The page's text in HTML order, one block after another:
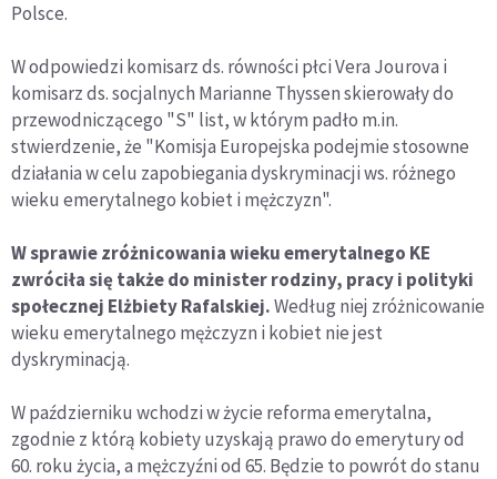
Polsce.
W odpowiedzi komisarz ds. równości płci Vera Jourova i
komisarz ds. socjalnych Marianne Thyssen skierowały do
przewodniczącego "S" list, w którym padło m.in.
stwierdzenie, że "Komisja Europejska podejmie stosowne
działania w celu zapobiegania dyskryminacji ws. różnego
wieku emerytalnego kobiet i mężczyzn".
W sprawie zróżnicowania wieku emerytalnego KE
zwróciła się także do minister rodziny, pracy i polityki
społecznej Elżbiety Rafalskiej.Według niej zróżnicowanie
wieku emerytalnego mężczyzn i kobiet nie jest
dyskryminacją.
W październiku wchodzi w życie reforma emerytalna,
zgodnie z którą kobiety uzyskają prawo do emerytury od
60. roku życia, a mężczyźni od 65. Będzie to powrót do stanu